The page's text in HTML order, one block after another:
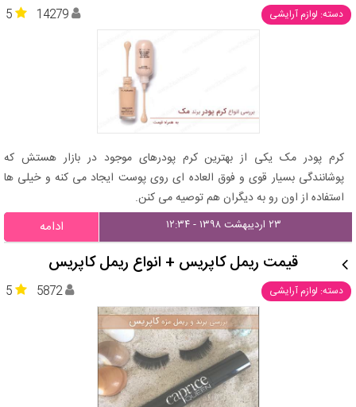
دسته: لوازم آرایشی 5 14279
کرم پودر مک یکی از بهترین کرم پودرهای موجود در بازار هستش که
پوشانندگی بسیار قوی و فوق العاده ای روی پوست ایجاد می کنه و خیلی ها
استفاده از اون رو به دیگران هم توصیه می کنن.
۲۳ اردیبهشت ۱۳۹۸ - ۱۲:۳۴ ادامه
قیمت ریمل کاپریس + انواع ریمل کاپریس
دسته: لوازم آرایشی 5 5872